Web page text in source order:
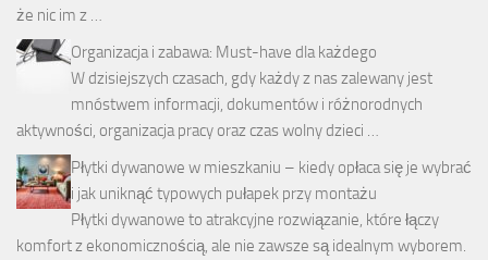
że nic im z …
Organizacja i zabawa: Must-have dla każdego
W dzisiejszych czasach, gdy każdy z nas zalewany jest
mnóstwem informacji, dokumentów i różnorodnych
aktywności, organizacja pracy oraz czas wolny dzieci …
Płytki dywanowe w mieszkaniu – kiedy opłaca się je wybrać
i jak uniknąć typowych pułapek przy montażu
Płytki dywanowe to atrakcyjne rozwiązanie, które łączy
komfort z ekonomicznością, ale nie zawsze są idealnym wyborem.